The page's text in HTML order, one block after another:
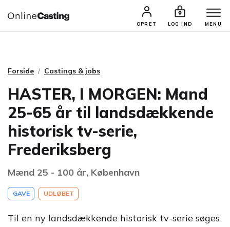
OPRET LOG IND MENU
CASTINGS & JOBS SØG PROFIL
Forside Castings & jobs
HASTER, I MORGEN: Mand
25-65 år til landsdækkende
historisk tv-serie,
Frederiksberg
Mænd 25 - 100 år, København
GAVE UDLØBET
Til en ny landsdækkende historisk tv-serie søges